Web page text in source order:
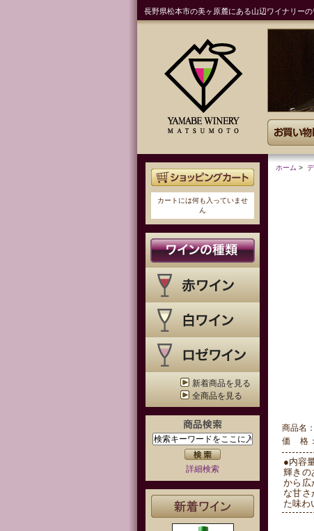
長野県松本市の美ヶ原麓にある山辺ワイナリー
カートには何も入っていませ
ん
新着商品を見る
全商品を見る
詳細検索
ホーム >
商品名：
価 格
●内容
輝きの
から広
な甘さ
た味わ